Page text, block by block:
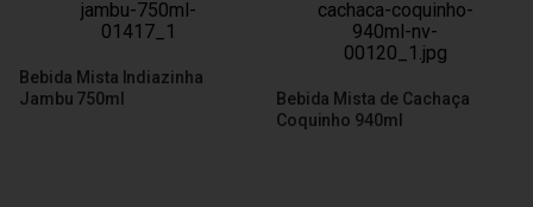
Bebida Mista Indiazinha
Jambu 750ml
Bebida Mista de Cachaça
Coquinho 940ml